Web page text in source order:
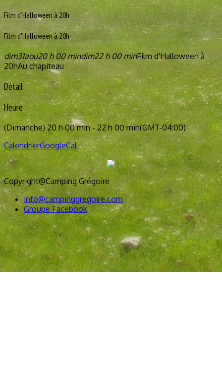
Film d’Halloween à 20h
Film d'Halloween à 20h
dim31aou20 h 00 mindim22 h 00 minFilm d'Halloween à
20hAu chapiteau
Détail
Heure
(Dimanche) 20 h 00 min - 22 h 00 min(GMT-04:00)
CalendrierGoogleCal
Copyright@Camping Grégoire
info@campinggregoire.com
Groupe Facebook